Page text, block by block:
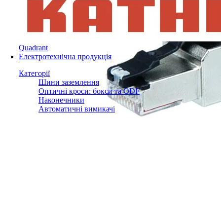
Quadrant
Електротехнічна продукція
Категорії
Шини заземлення
Оптичні кроси: бокси та ODF
Наконечники
Автоматичні вимикачі